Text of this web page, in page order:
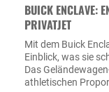
BUICK ENCLAVE:
PRIVATJET
Mit dem Buick
Einblick, was sie
Das
athletischen